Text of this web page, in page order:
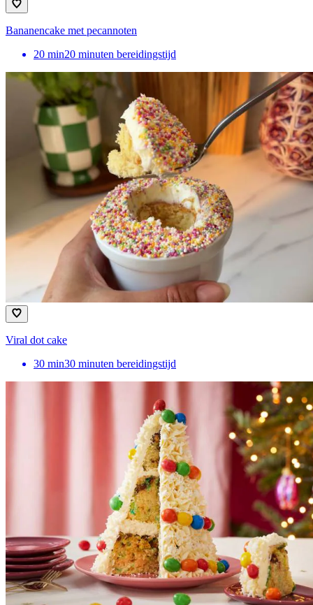
Bananencake met pecannoten
20 min20 minuten bereidingstijd
Viral dot cake
30 min30 minuten bereidingstijd